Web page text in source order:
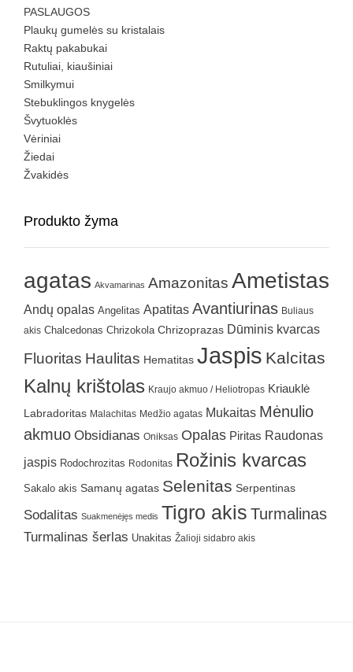
PASLAUGOS
Plaukų gumelės su kristalais
Raktų pakabukai
Rutuliai, kiaušiniai
Smilkymui
Stebuklingos knygelės
Švytuoklės
Vėriniai
Žiedai
Žvakidės
Produkto žyma
agatas Akvamarinas Amazonitas Ametistas
Andų opalas Angelitas Apatitas Avantiurinas Buliaus
akis Chalcedonas Chrizokola Chrizoprazas Dūminis kvarcas
Fluoritas Haulitas Hematitas Jaspis Kalcitas
Kalnų krištolas Kraujo akmuo / Heliotropas Kriauklė
Labradoritas Malachitas Medžio agatas Mukaitas Mėnulio
akmuo Obsidianas Oniksas Opalas Piritas Raudonas
jaspis Rodochrozitas Rodonitas Rožinis kvarcas
Sakalo akis Samanų agatas Selenitas Serpentinas
Sodalitas Suakmenėjęs medis Tigro akis Turmalinas
Turmalinas šerlas Unakitas Žalioji sidabro akis